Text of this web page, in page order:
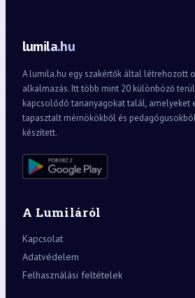
lumila.hu
A lumila.hu egy szakértők által létrehozott
alkalmazás. Itt több mint 20 különböző
kapcsolódó tananyagokat talál, amelyeket
tapasztalt mérnökökből és
készített.
A Lumiláról
Kapcsolat
Adatvédelem
Felhasználási feltételek